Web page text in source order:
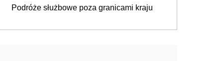
Podróże służbowe poza granicami kraju